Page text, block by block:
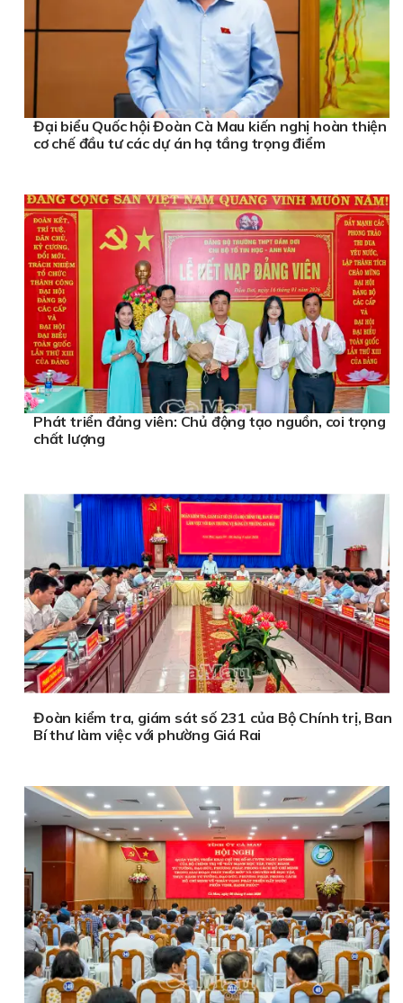
Đại biểu Quốc hội Đoàn Cà Mau kiến nghị hoàn thiện
cơ chế đầu tư các dự án hạ tầng trọng điểm
Phát triển đảng viên: Chủ động tạo nguồn, coi trọng
chất lượng
Đoàn kiểm tra, giám sát số 231 của Bộ Chính trị, Ban
Bí thư làm việc với phường Giá Rai